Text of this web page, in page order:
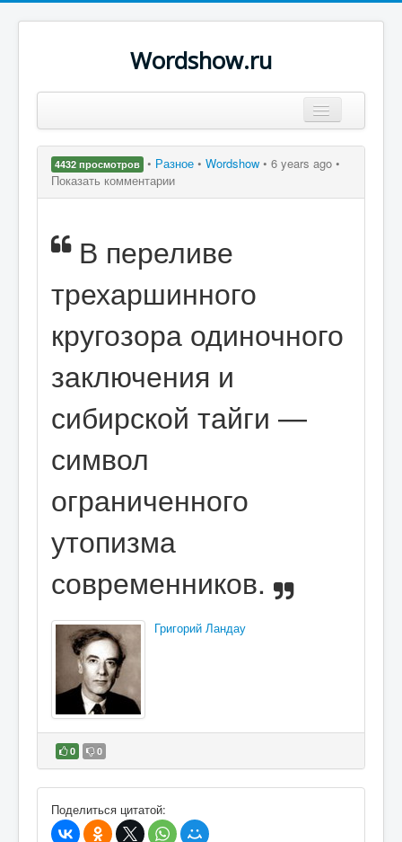
Wordshow.ru
Популярные цитаты
Поиск
4432 просмотров • Разное • Wordshow • 6 years ago •
Показать комментарии
В переливе
трехаршинного
кругозора одиночного
заключения и
сибирской тайги —
символ
ограниченного
утопизма
современников.
Григорий Ландау
0 0
В избранное
Поделиться цитатой: